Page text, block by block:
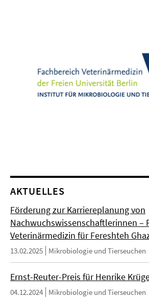
AKTUELLES
Förderung zur Karriereplanung von
Nachwuchswissenschaftlerinnen –
Veterinärmedizin für Fereshteh
13.02.2025 Mikrobiologie und Tierseuchen
Ernst-Reuter-Preis für Henrike
04.12.2024 Mikrobiologie und Tierseuchen